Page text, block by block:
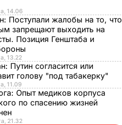
14.06
Поступали жалобы на то, что
запрещают выходить на
Позиция Генштаба и
13.22
Путин согласится или
голову "под табакерку"
11.09
Опыт медиков корпуса
по спасению жизней
21.32